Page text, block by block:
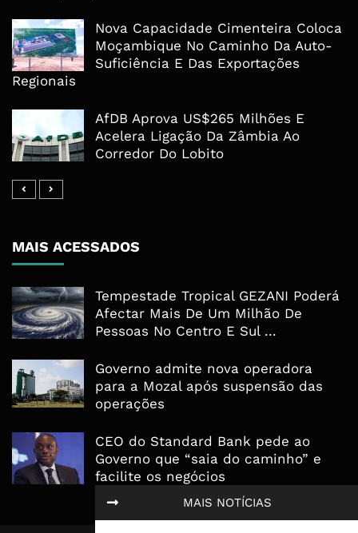
MAIS NOTÍCIAS
Nova Capacidade Cimenteira Coloca
Moçambique No Caminho Da Auto-
Suficiência E Das Exportações
Regionais
AfDB Aprova US$265 Milhões E
Acelera Ligação Da Zâmbia Ao
Corredor Do Lobito
MAIS ACESSADOS
Tempestade Tropical GEZANI Poderá
Afectar Mais De Um Milhão De
Pessoas No Centro E Sul ...
Governo admite nova operadora
para a Mozal após suspensão das
operações
CEO do Standard Bank pede ao
Governo que “saia do caminho” e
facilite os negócios